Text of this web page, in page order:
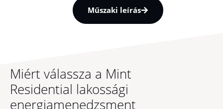
Műszaki leírás
Miért válassza a Mint
Residential lakossági
energiamenedzsment